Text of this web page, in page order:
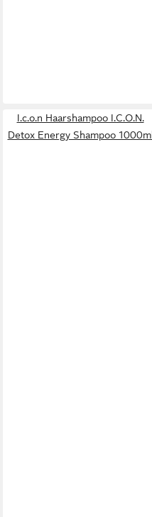
I.c.o.n Haarshampoo I.C.O.N.
Detox Energy Shampoo 1000ml